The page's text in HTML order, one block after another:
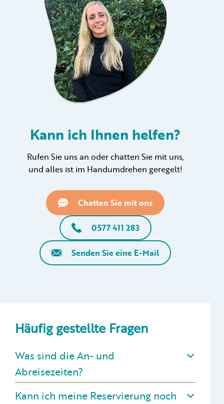
Kann ich Ihnen helfen?
Rufen Sie uns an oder chatten Sie mit uns,
und alles ist im Handumdrehen geregelt!
Chatten Sie mit ons
0577 411 283
Senden Sie eine E-Mail
Häufig gestellte Fragen
Was sind die An- und
Abreisezeiten?
Kann ich meine Reservierung noch